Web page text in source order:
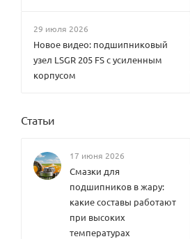
29 июля 2026
Новое видео: подшипниковый
узел LSGR 205 FS с усиленным
корпусом
Статьи
17 июня 2026
Смазки для
подшипников в жару:
какие составы работают
при высоких
температурах